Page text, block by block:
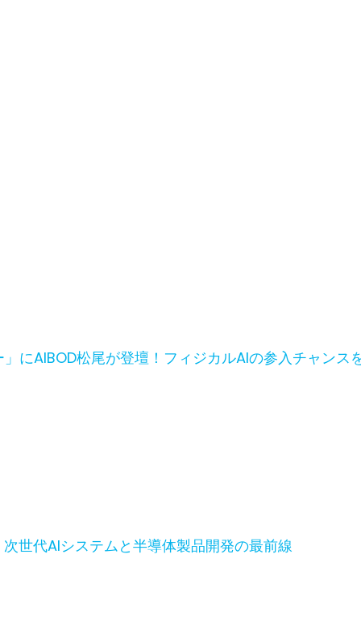
にAIBOD松尾が登壇！フィジカルAIの参入チャンス
世代AIシステムと半導体製品開発の最前線